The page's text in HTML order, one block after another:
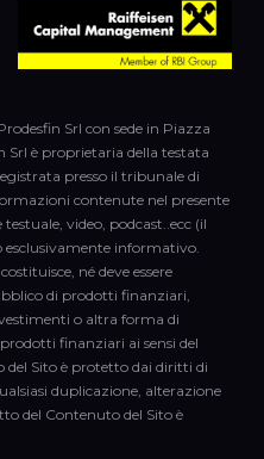
Srl con sede in Piazza
Srl è proprietaria della testata
presso il tribunale di
contenute nel presente
testuale, video, podcast..ecc (il
esclusivamente informativo.
né deve essere
di prodotti finanziari,
o altra forma di
finanziari ai sensi del
del Sito è protetto dai diritti di
duplicazione, alterazione
del Contenuto del Sito è